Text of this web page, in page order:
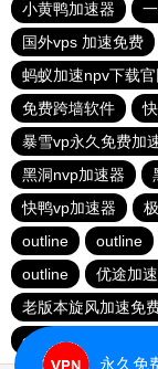
小黄鸭加速器
国外vps 加速免费
蚂蚁加速npv下载
免费跨墙软件
暴雪vp永久免费加
黑洞nvp加速器
快鸭vp加速器
outline
outline
outline
优途加
老版本旋风加速免
outline
永久免